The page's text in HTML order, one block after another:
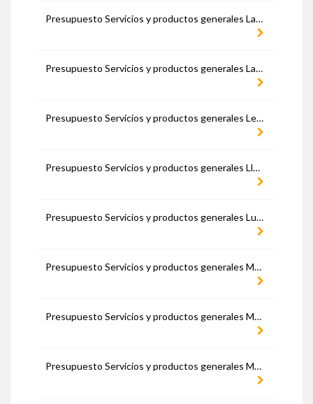
Presupuesto Servicios y productos generales La Rioja
Presupuesto Servicios y productos generales Las Palmas
Presupuesto Servicios y productos generales León
Presupuesto Servicios y productos generales Lleida
Presupuesto Servicios y productos generales Lugo
Presupuesto Servicios y productos generales Madrid
Presupuesto Servicios y productos generales Málaga
Presupuesto Servicios y productos generales Melilla